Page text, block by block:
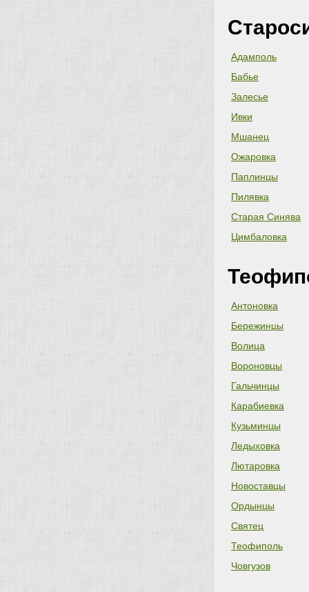
Адамполь
Бабье
Залесье
Ивки
Мшанец
Ожаровка
Паплинцы
Пилявка
Старая Синява
Цимбаловка
Антоновка
Бережинцы
Волица
Вороновцы
Гальчинцы
Карабиевка
Кузьминцы
Ледыховка
Лютаровка
Новоставцы
Ордынцы
Святец
Теофиполь
Човгузов